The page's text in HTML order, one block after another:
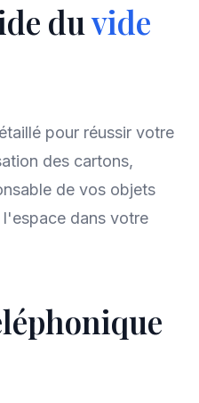
duvide
pour réussir votre
des cartons,
de vos objets
dans votre